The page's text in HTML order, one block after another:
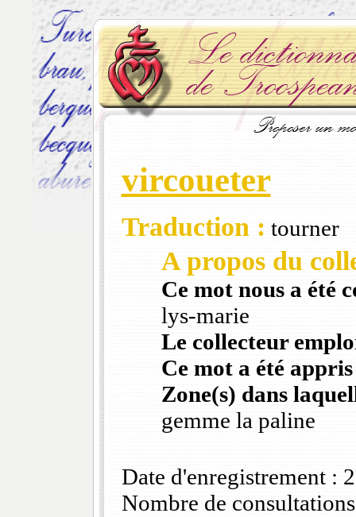
vircoueter
Traduction : tourner
A propos du
Ce mot nous a été
lys-marie
Le collecteur
Ce mot a été
Zone(s) dans
gemme la paline
Date d'enregistrement :
Nombre de